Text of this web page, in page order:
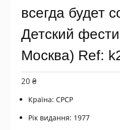
всегда будет
Детский
Москва) Ref:
20 ₴
Країна: СРСР
Рік видання: 1977